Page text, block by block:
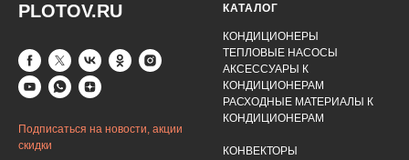
PLOTOV.RU
Подписаться на новости, акции
скидки
КАТАЛОГ
КОНДИЦИОНЕРЫ
ТЕПЛОВЫЕ НАСОСЫ
АКСЕССУАРЫ К
КОНДИЦИОНЕРАМ
РАСХОДНЫЕ МАТЕРИАЛЫ К
КОНДИЦИОНЕРАМ
КОНВЕКТОРЫ